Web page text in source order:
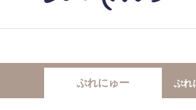
ぷれにゅー ぷれ